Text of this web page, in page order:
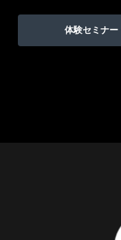
体験セミナ